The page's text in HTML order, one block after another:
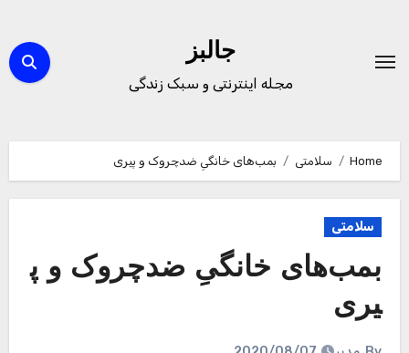
content
جالبز
مجله اینترنتی و سبک زندگی
Home سلامتی بمب‌های خانگیِ ضدچروک و پیری
سلامتی
بمب‌های خانگیِ ضدچروک و پ
یری